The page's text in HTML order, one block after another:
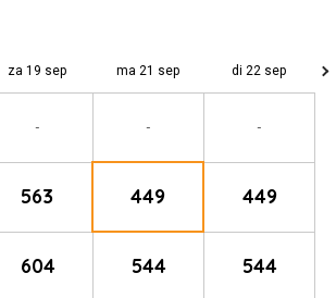
za 19 sep ma 21 sep di 22 sep
- - -
563 449 449
604 544 544